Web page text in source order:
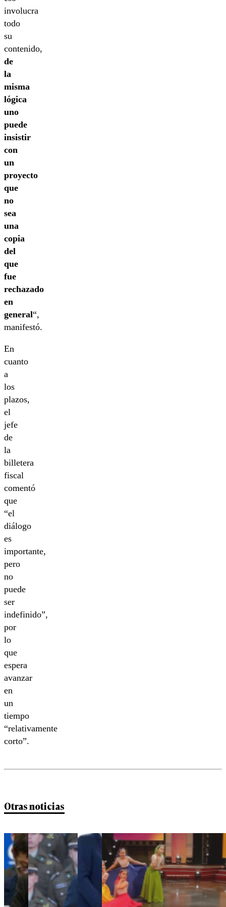
involucra
todo
su
contenido,
de
la
misma
lógica
uno
puede
insistir
con
un
proyecto
que
no
sea
una
copia
del
que
fue
rechazado
en
general“,
manifestó.
En
cuanto
a
los
plazos,
el
jefe
de
la
billetera
fiscal
comentó
que
“el
diálogo
es
importante,
pero
no
puede
ser
indefinido”,
por
lo
que
espera
avanzar
en
un
tiempo
“relativamente
corto”.
Otras noticias